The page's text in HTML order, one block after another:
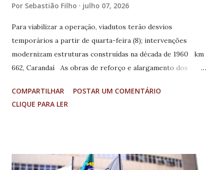
Por Sebastião Filho julho 07, 2026
Para viabilizar a operação, viadutos terão desvios
temporários a partir de quarta-feira (8); intervenções
modernizam estruturas construídas na década de 1960 km
662, Carandaí As obras de reforço e alargamento dos
Cristiano Otoni, e 662, em Carandaí, entram em uma nova
etapa do cronograma da EPR Via Mineira. Construídas na
implantação da sinalização temporária e das adequações
COMPARTILHAR
POSTAR UM COMENTÁRIO
CLIQUE PARA LER